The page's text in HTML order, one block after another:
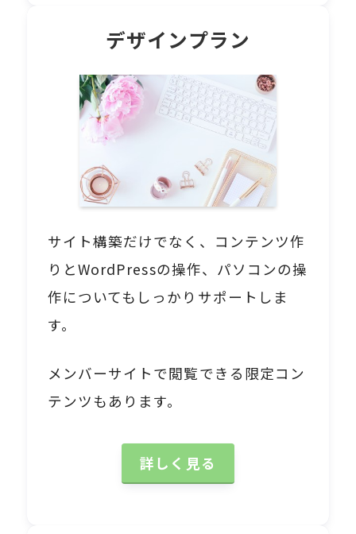
デザインプラン
サイト構築だけでなく、コンテンツ作
りとWordPressの操作、パソコンの操
作についてもしっかりサポートしま
す。
メンバーサイトで閲覧できる限定コン
テンツもあります。
詳しく見る